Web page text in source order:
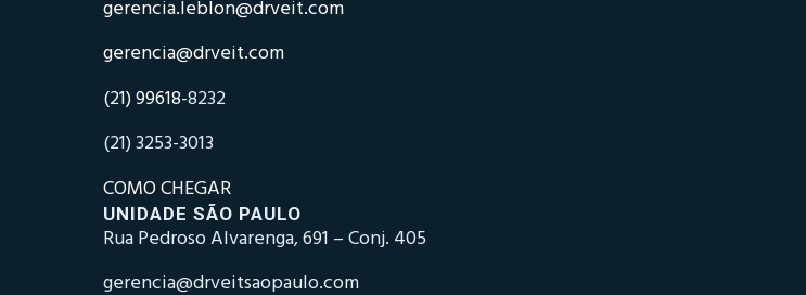
gerencia.leblon@drveit.com
gerencia@drveit.com
(21) 99618-8232
(21) 3253-3013
COMO CHEGAR
UNIDADE SÃO PAULO
Rua Pedroso Alvarenga, 691 – Conj. 405
gerencia@drveitsaopaulo.com